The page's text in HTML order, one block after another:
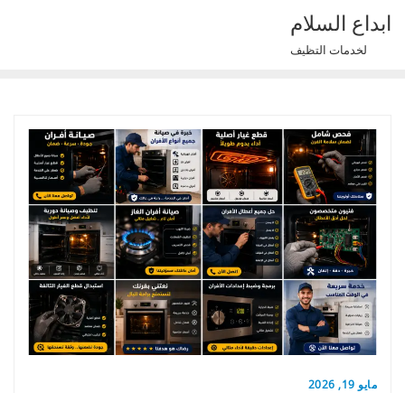
Skip
content
ابداع السلام
لخدمات التظيف
مايو 19, 2026